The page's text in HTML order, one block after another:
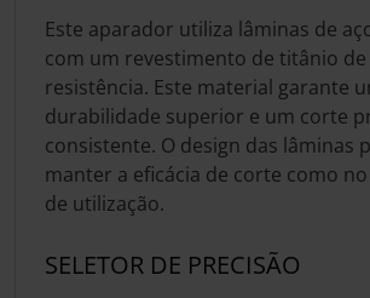
Este aparador utiliza lâminas de
com um revestimento de titânio de
resistência. Este material garante
durabilidade superior e um corte
consistente. O design das lâminas
manter a eficácia de corte como
de utilização.
SELETOR DE PRECISÃO